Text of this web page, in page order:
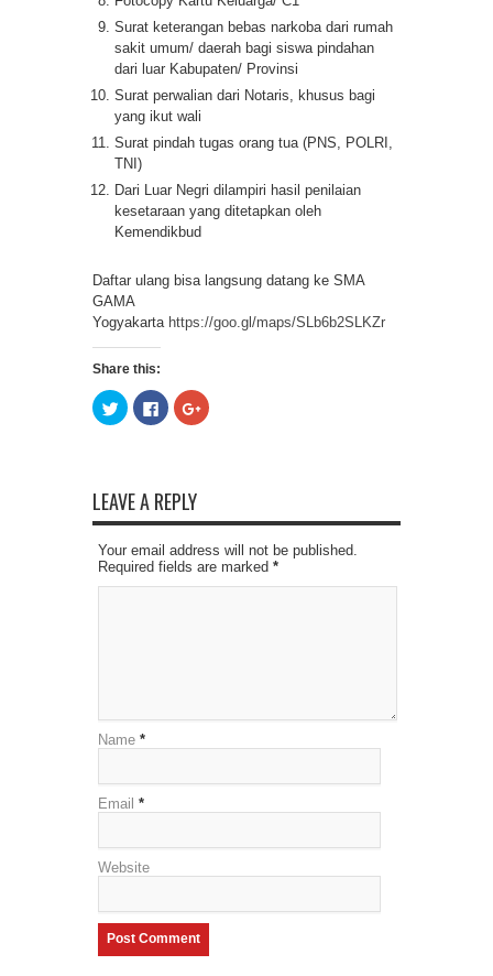
Surat keterangan bebas narkoba dari rumah
sakit umum/ daerah bagi siswa pindahan
dari luar Kabupaten/ Provinsi
Surat perwalian dari Notaris, khusus bagi
yang ikut wali
Surat pindah tugas orang tua (PNS, POLRI,
TNI)
Dari Luar Negri dilampiri hasil penilaian
kesetaraan yang ditetapkan oleh
Kemendikbud
Daftar ulang bisa langsung datang ke SMA
GAMA
Yogyakarta https://goo.gl/maps/SLb6b2SLKZr
Share this:
Click
to
share
new
window)
Click
to
share
new
window)
Click
to
LEAVE A REPLY
Your email address will not be published.
Required fields are marked *
Name *
Email *
Website